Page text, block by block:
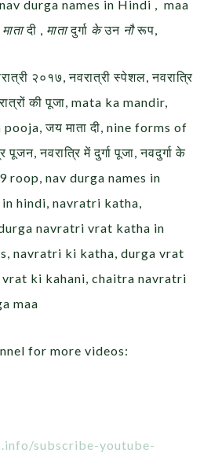
durga names in Hindi , maa
मातादी , मातादुर्गा केउन नौरूप,
२०१७, नवरात्री स्पेशल, नवरात्रि
की पूजा, mata ka mandir,
जय माता दी, nine forms of
नवरात्रि में दुर्गा पूजा, नवदुर्गा के
roop, nav durga names in
hindi, navratri katha,
navratri vrat katha in
navratri ki katha, durga vrat
ki kahani, chaitra navratri
maa
for more videos:
subscribe-youtube-